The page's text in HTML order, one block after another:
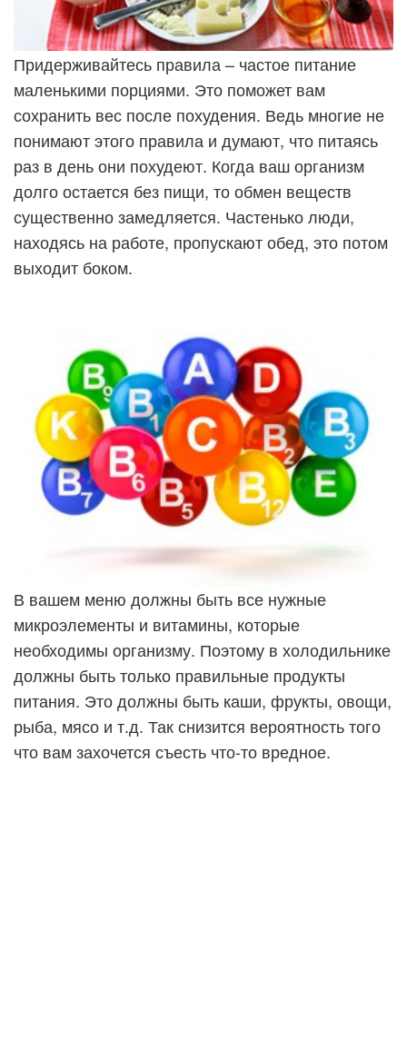
Придерживайтесь правила – частое питание
маленькими порциями. Это поможет вам
сохранить вес после похудения. Ведь многие не
понимают этого правила и думают, что питаясь
раз в день они похудеют. Когда ваш организм
долго остается без пищи, то обмен веществ
существенно замедляется. Частенько люди,
находясь на работе, пропускают обед, это потом
выходит боком.
В вашем меню должны быть все нужные
микроэлементы и витамины, которые
необходимы организму. Поэтому в холодильнике
должны быть только правильные продукты
питания. Это должны быть каши, фрукты, овощи,
рыба, мясо и т.д. Так снизится вероятность того
что вам захочется съесть что-то вредное.